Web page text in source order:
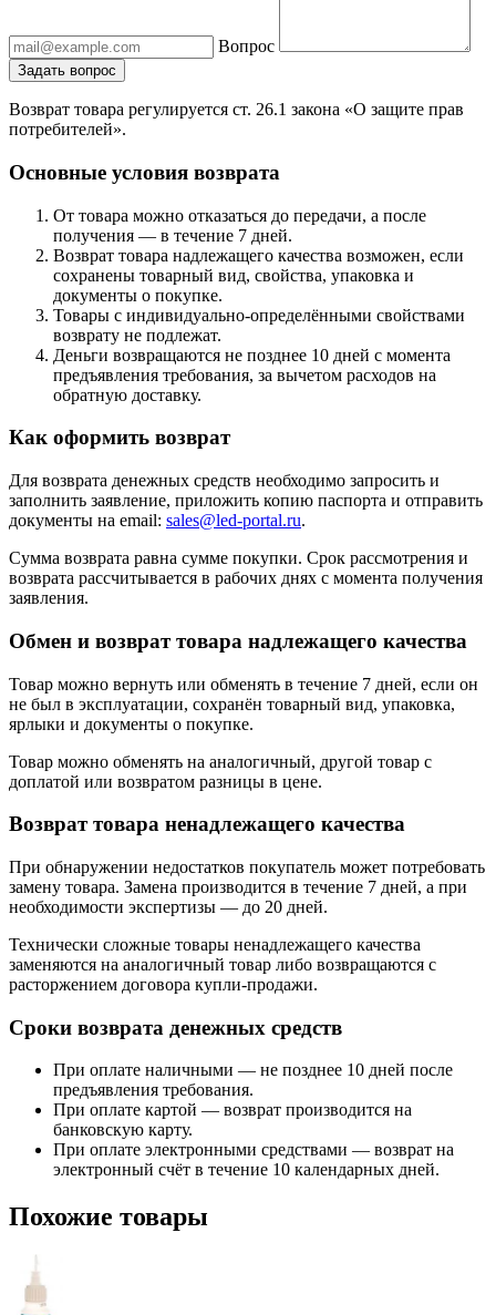
Вопрос
Задать вопрос
Возврат товара регулируется ст. 26.1 закона «О защите прав
потребителей».
Основные условия возврата
От товара можно отказаться до передачи, а после
получения — в течение 7 дней.
Возврат товара надлежащего качества возможен, если
сохранены товарный вид, свойства, упаковка и
документы о покупке.
Товары с индивидуально-определёнными свойствами
возврату не подлежат.
Деньги возвращаются не позднее 10 дней с момента
предъявления требования, за вычетом расходов на
обратную доставку.
Как оформить возврат
Для возврата денежных средств необходимо запросить и
заполнить заявление, приложить копию паспорта и отправить
документы на email: sales@led-portal.ru.
Сумма возврата равна сумме покупки. Срок рассмотрения и
возврата рассчитывается в рабочих днях с момента получения
заявления.
Обмен и возврат товара надлежащего качества
Товар можно вернуть или обменять в течение 7 дней, если он
не был в эксплуатации, сохранён товарный вид, упаковка,
ярлыки и документы о покупке.
Товар можно обменять на аналогичный, другой товар с
доплатой или возвратом разницы в цене.
Возврат товара ненадлежащего качества
При обнаружении недостатков покупатель может потребовать
замену товара. Замена производится в течение 7 дней, а при
необходимости экспертизы — до 20 дней.
Технически сложные товары ненадлежащего качества
заменяются на аналогичный товар либо возвращаются с
расторжением договора купли-продажи.
Сроки возврата денежных средств
При оплате наличными — не позднее 10 дней после
предъявления требования.
При оплате картой — возврат производится на
банковскую карту.
При оплате электронными средствами — возврат на
электронный счёт в течение 10 календарных дней.
Похожие товары